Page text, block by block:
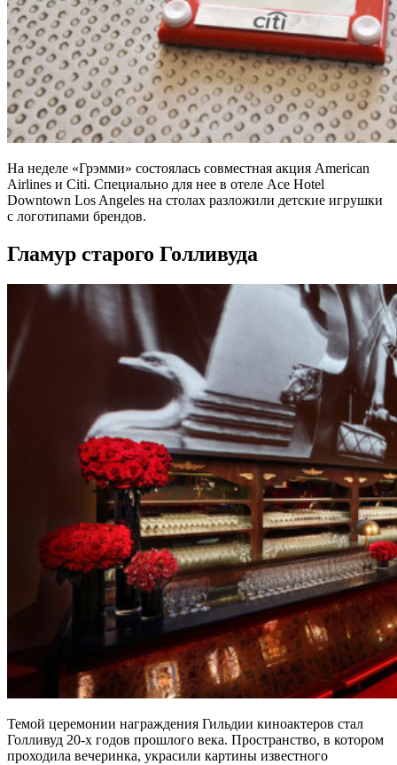
На неделе «Грэмми» состоялась совместная акция American
Airlines и Citi. Специально для нее в отеле Ace Hotel
Downtown Los Angeles на столах разложили детские игрушки
с логотипами брендов.
Гламур старого Голливуда
Темой церемонии награждения Гильдии киноактеров стал
Голливуд 20-х годов прошлого века. Пространство, в котором
проходила вечеринка, украсили картины известного